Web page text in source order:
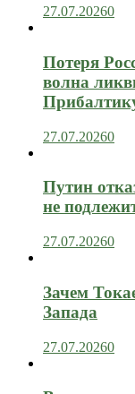
27.07.20260
Потеря
волна
27.07.20260
Путин
не
27.07.20260
Зачем
Запада
27.07.20260